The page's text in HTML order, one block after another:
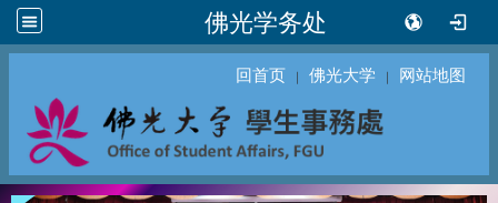
佛光学务处
回首页 ｜ 佛光大学 ｜ 网站地图